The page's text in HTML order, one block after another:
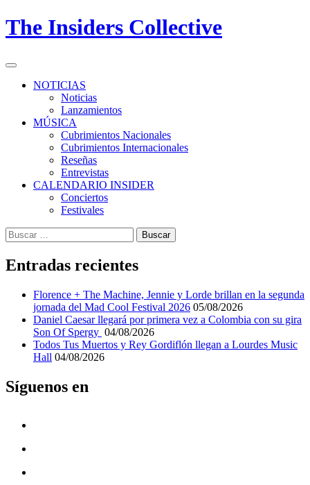
Skip
to
The Insiders Collective
Primary
NOTICIAS
Noticias
Lanzamientos
MÚSICA
Cubrimientos Nacionales
Cubrimientos Internacionales
Reseñas
Entrevistas
CALENDARIO INSIDER
Conciertos
Festivales
Buscar:
Entradas recientes
Florence + The Machine, Jennie y Lorde brillan en la segunda
jornada del Mad Cool Festival 2026 05/08/2026
Daniel Caesar llegará por primera vez a Colombia con su gira
Son Of Spergy 04/08/2026
Todos Tus Muertos y Rey Gordiflón llegan a Lourdes Music
Hall 04/08/2026
Síguenos en